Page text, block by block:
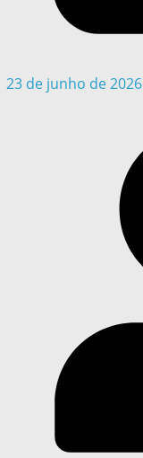
23 de junho de 2026